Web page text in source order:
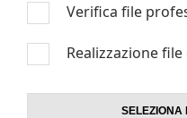
Verifica file
Realizzazione
SELEZIONA